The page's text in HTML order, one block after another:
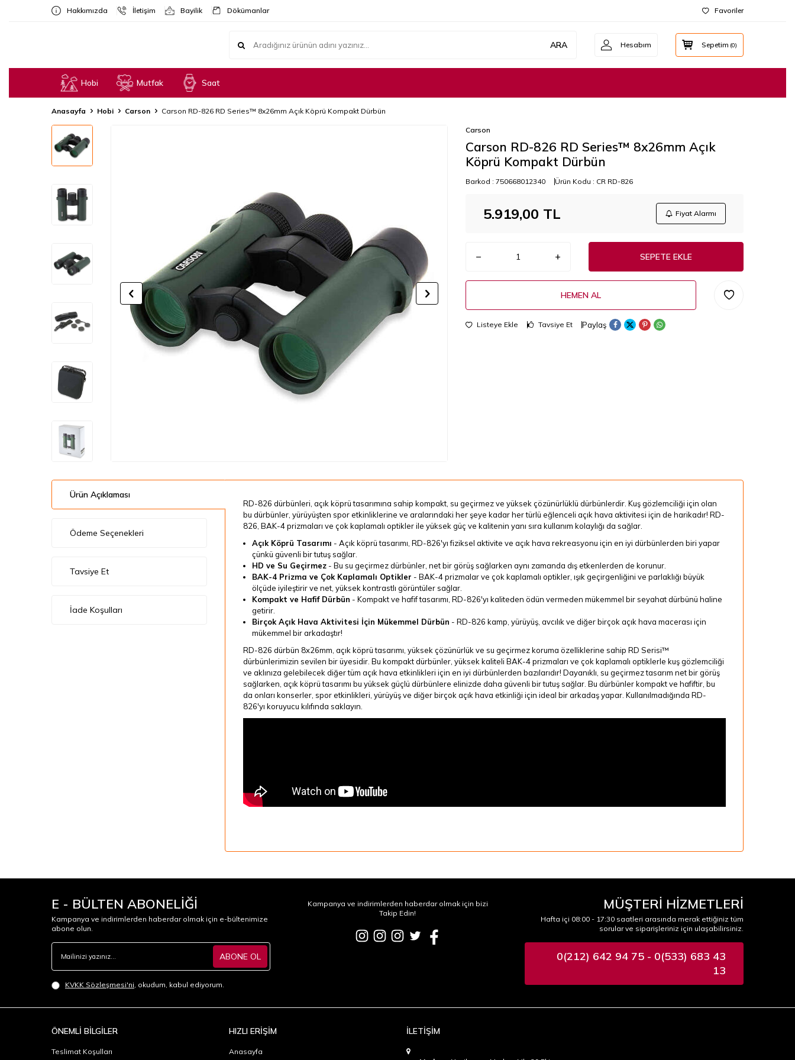
Hakkımızda İletişim Bayilik Dökümanlar Favoriler
ARA Hesabım Sepetim (0)
Hobi Mutfak Saat
Anasayfa Hobi Carson Carson RD-826 RD Series™ 8x26mm Açık Köprü Kompakt Dürbün
Carson
Carson RD-826 RD Series™ 8x26mm Açık
Köprü Kompakt Dürbün
Barkod : 750668012340 Ürün Kodu : CR RD-826
5.919,00 TL Fiyat Alarmı
SEPETE EKLE
HEMEN AL
Listeye Ekle Tavsiye Et Paylaş
Ürün Açıklaması
Ödeme Seçenekleri
Tavsiye Et
İade Koşulları
RD-826 dürbünleri, açık köprü tasarımına sahip kompakt, su geçirmez ve yüksek çözünürlüklü dürbünlerdir. Kuş gözlemciliği için olan
bu dürbünler, yürüyüşten spor etkinliklerine ve aralarındaki her şeye kadar her türlü eğlenceli açık hava aktivitesi için de harikadır! RD-
826, BAK-4 prizmaları ve çok kaplamalı optikler ile yüksek güç ve kalitenin yanı sıra kullanım kolaylığı da sağlar.
Açık Köprü Tasarımı - Açık köprü tasarımı, RD-826'yı fiziksel aktivite ve açık hava rekreasyonu için en iyi dürbünlerden biri yapar
çünkü güvenli bir tutuş sağlar.
HD ve Su Geçirmez - Bu su geçirmez dürbünler, net bir görüş sağlarken aynı zamanda dış etkenlerden de korunur.
BAK-4 Prizma ve Çok Kaplamalı Optikler - BAK-4 prizmalar ve çok kaplamalı optikler, ışık geçirgenliğini ve parlaklığı büyük
ölçüde iyileştirir ve net, yüksek kontrastlı görüntüler sağlar.
Kompakt ve Hafif Dürbün - Kompakt ve hafif tasarımı, RD-826'yı kaliteden ödün vermeden mükemmel bir seyahat dürbünü haline
getirir.
Birçok Açık Hava Aktivitesi İçin Mükemmel Dürbün - RD-826 kamp, ​​yürüyüş, avcılık ve diğer birçok açık hava macerası için
mükemmel bir arkadaştır!
RD-826 dürbün 8x26mm, açık köprü tasarımı, yüksek çözünürlük ve su geçirmez koruma özelliklerine sahip RD Serisi™
dürbünlerimizin sevilen bir üyesidir. Bu kompakt dürbünler, yüksek kaliteli BAK-4 prizmaları ve çok kaplamalı optiklerle kuş gözlemciliği
ve aklınıza gelebilecek diğer tüm açık hava etkinlikleri için en iyi dürbünlerden bazılarıdır! Dayanıklı, su geçirmez tasarım net bir görüş
sağlarken, açık köprü tasarımı bu yüksek güçlü dürbünlere elinizde daha güvenli bir tutuş sağlar. Bu dürbünler kompakt ve hafiftir, bu
da onları konserler, spor etkinlikleri, yürüyüş ve diğer birçok açık hava etkinliği için ideal bir arkadaş yapar. Kullanılmadığında RD-
826'yı koruyucu kılıfında saklayın.
E - BÜLTEN ABONELİĞİ
Kampanya ve indirimlerden haberdar olmak için e-bültenimize
abone olun.
ABONE OL
KVKK Sözleşmesi'ni, okudum, kabul ediyorum.
Kampanya ve indirimlerden haberdar olmak için bizi
Takip Edin!
MÜŞTERİ HİZMETLERİ
Hafta içi 08:00 - 17:30 saatleri arasında merak ettiğiniz tüm
sorular ve siparişleriniz için ulaşabilirsiniz.
0(212) 642 94 75 - 0(533) 683 43
13
ÖNEMLİ BİLGİLER
Teslimat Koşulları
HIZLI ERİŞİM
Anasayfa
İLETİŞİM